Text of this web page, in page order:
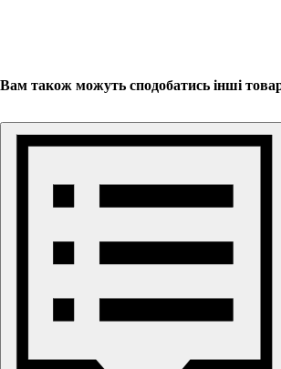
Вам також можуть сподобатись інші